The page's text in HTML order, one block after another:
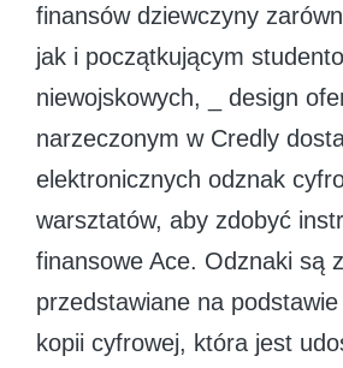
finansów dziewczyny
jak i początkującym
niewojskowych, _ design
narzeczonym w Credly
elektronicznych odznak
warsztatów, aby zdobyć
finansowe Ace. Odznaki są
przedstawiane na
kopii cyfrowej, która jest